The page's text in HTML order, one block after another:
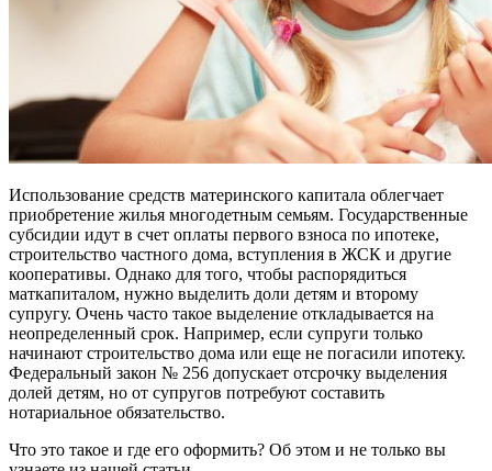
Использование средств материнского капитала облегчает
приобретение жилья многодетным семьям. Государственные
субсидии идут в счет оплаты первого взноса по ипотеке,
строительство частного дома, вступления в ЖСК и другие
кооперативы. Однако для того, чтобы распорядиться
маткапиталом, нужно выделить доли детям и второму
супругу. Очень часто такое выделение откладывается на
неопределенный срок. Например, если супруги только
начинают строительство дома или еще не погасили ипотеку.
Федеральный закон № 256 допускает отсрочку выделения
долей детям, но от супругов потребуют составить
нотариальное обязательство.
Что это такое и где его оформить? Об этом и не только вы